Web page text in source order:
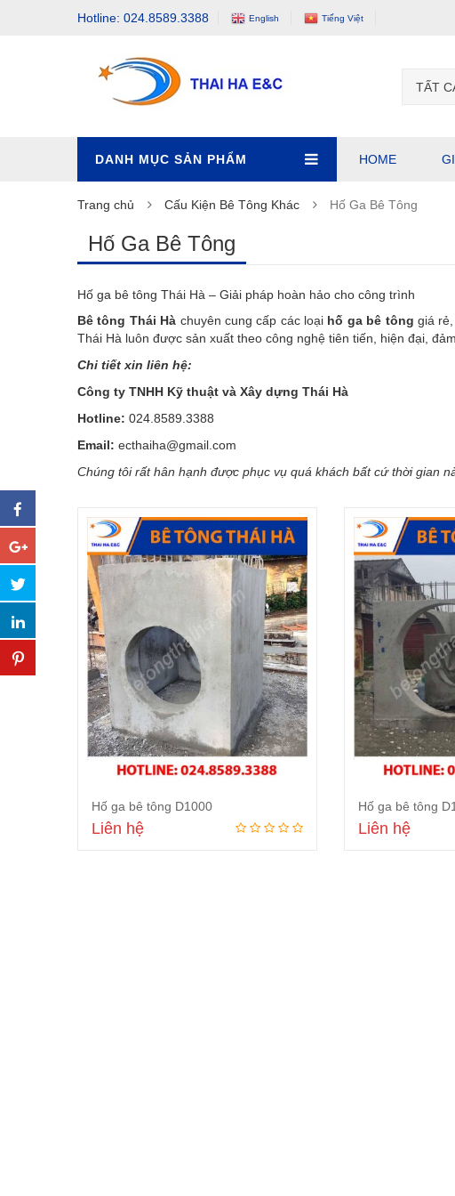
Hotline: 024.8589.3388 English Tiếng Việt
DANH MỤC SẢN PHẨM HOME
Trang chủ Cấu Kiện Bê Tông Khác Hố Ga Bê Tông
Hố Ga Bê Tông
Hố ga bê tông Thái Hà – Giải pháp hoàn hảo cho công trình
Bê tông Thái Hà chuyên cung cấp các loại hố ga bê tông giá
Thái Hà luôn được sản xuất theo công nghệ tiên tiến, hiện đại,
Chi tiết xin liên hệ:
Công ty TNHH Kỹ thuật và Xây dựng Thái Hà
Hotline: 024.8589.3388
Email: ecthaiha@gmail.com
Chúng tôi rất hân hạnh được phục vụ quá khách bất cứ thời gian
Hố ga bê tông D1000
Liên hệ
Hố ga bê tông
Liên hệ